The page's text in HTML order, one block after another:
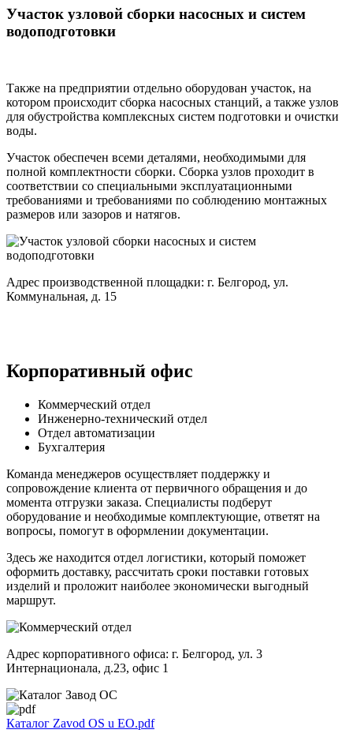
Участок узловой сборки насосных и систем
водоподготовки
Также на предприятии отдельно оборудован участок, на
котором происходит сборка насосных станций, а также узлов
для обустройства комплексных систем подготовки и очистки
воды.
Участок обеспечен всеми деталями, необходимыми для
полной комплектности сборки. Сборка узлов проходит в
соответствии со специальными эксплуатационными
требованиями и требованиями по соблюдению монтажных
размеров или зазоров и натягов.
Адрес производственной площадки: г. Белгород, ул.
Коммунальная, д. 15
Корпоративный офис
Коммерческий отдел
Инженерно-технический отдел
Отдел автоматизации
Бухгалтерия
Команда менеджеров осуществляет поддержку и
сопровождение клиента от первичного обращения и до
момента отгрузки заказа. Специалисты подберут
оборудование и необходимые комплектующие, ответят на
вопросы, помогут в оформлении документации.
Здесь же находится отдел логистики, который поможет
оформить доставку, рассчитать сроки поставки готовых
изделий и проложит наиболее экономически выгодный
маршрут.
Адрес корпоративного офиса: г. Белгород, ул. 3
Интернационала, д.23, офис 1
Каталог Zavod OS u EO.pdf